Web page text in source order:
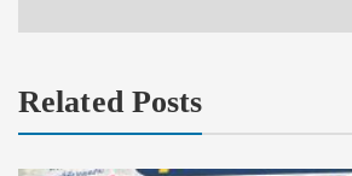
Related Posts